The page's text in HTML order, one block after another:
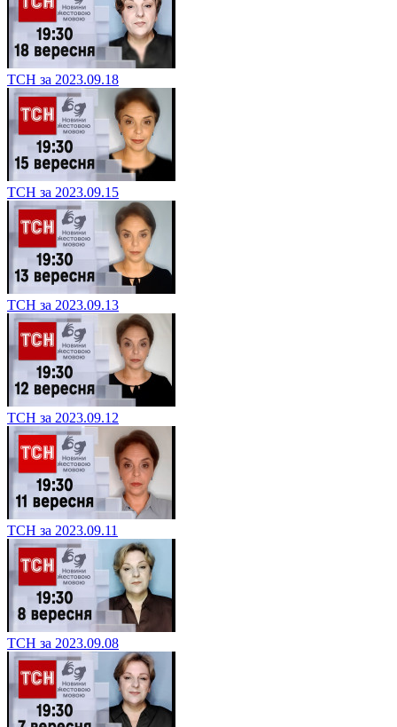
ТСН за 2023.09.18
ТСН за 2023.09.15
ТСН за 2023.09.13
ТСН за 2023.09.12
ТСН за 2023.09.11
ТСН за 2023.09.08